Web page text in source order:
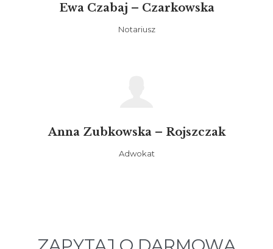
Ewa Czabaj – Czarkowska
Notariusz
Anna Zubkowska – Rojszczak
Adwokat